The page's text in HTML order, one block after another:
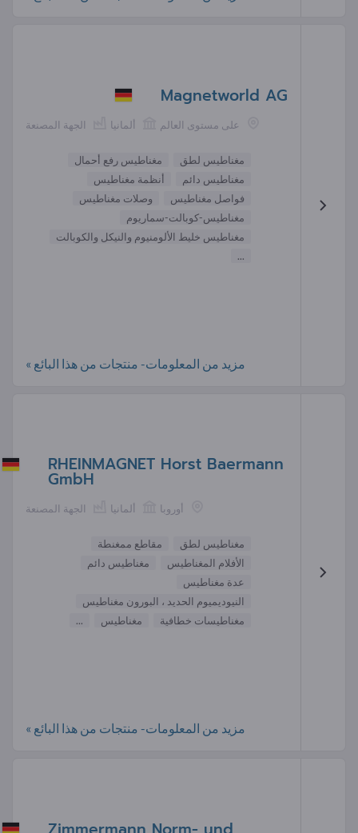
Magnetworld AG
الجهة المصنعة ألمانيا على مستوى العالم
مغناطيس لطق
مغناطيس رفع أحمال
مغناطيس دائم
أنظمة مغناطيس
فواصل مغناطيس
وصلات مغناطيس
مغناطيس-كوبالت-سماريوم
مغناطيس خليط الألومنيوم والنيكل والكوبالت
...
مزيد من المعلومات- منتجات من هذا البائع »
RHEINMAGNET Horst Baermann
GmbH
الجهة المصنعة ألمانيا أوروبا
مغناطيس لطق
مقاطع ممغنطة
الأفلام المغناطيس
مغناطيس دائم
عدة مغناطيس
النيوديميوم الحديد ، البورون مغناطيس
مغناطيسات خطافية
مغناطيس ...
مزيد من المعلومات- منتجات من هذا البائع »